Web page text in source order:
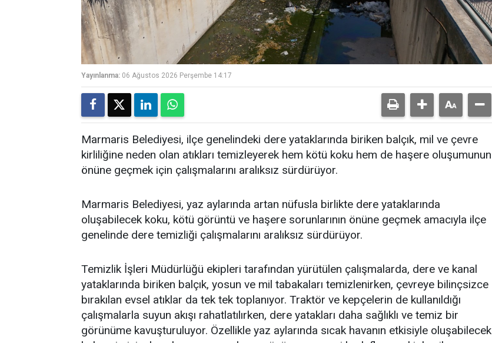
Yayınlanma: 06 Ağustos 2026 Perşembe 14:17
Marmaris Belediyesi, ilçe genelindeki dere yataklarında biriken balçık, mil ve çevre
kirliliğine neden olan atıkları temizleyerek hem kötü koku hem de haşere oluşumunun
önüne geçmek için çalışmalarını aralıksız sürdürüyor.
Marmaris Belediyesi, yaz aylarında artan nüfusla birlikte dere yataklarında
oluşabilecek koku, kötü görüntü ve haşere sorunlarının önüne geçmek amacıyla ilçe
genelinde dere temizliği çalışmalarını aralıksız sürdürüyor.
Temizlik İşleri Müdürlüğü ekipleri tarafından yürütülen çalışmalarda, dere ve kanal
yataklarında biriken balçık, yosun ve mil tabakaları temizlenirken, çevreye bilinçsizce
bırakılan evsel atıklar da tek tek toplanıyor. Traktör ve kepçelerin de kullanıldığı
çalışmalarla suyun akışı rahatlatılırken, dere yatakları daha sağlıklı ve temiz bir
görünüme kavuşturuluyor. Özellikle yaz aylarında sıcak havanın etkisiyle oluşabilecek